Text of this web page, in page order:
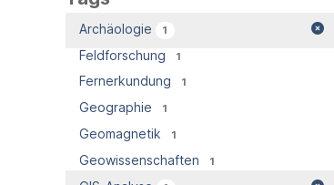
Archäologie 1
Feldforschung 1
Fernerkundung 1
Geographie 1
Geomagnetik 1
Geowissenschaften 1